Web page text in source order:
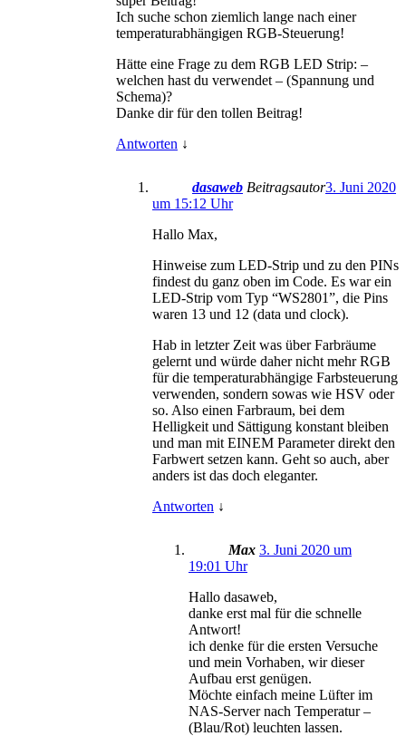
Ich suche schon ziemlich lange nach einer
temperaturabhängigen RGB-Steuerung!
Hätte eine Frage zu dem RGB LED Strip: –
welchen hast du verwendet – (Spannung und
Schema)?
Danke dir für den tollen Beitrag!
Antworten ↓
dasaweb Beitragsautor3. Juni 2020
um 15:12 Uhr
Hallo Max,
Hinweise zum LED-Strip und zu den PINs
findest du ganz oben im Code. Es war ein
LED-Strip vom Typ “WS2801”, die Pins
waren 13 und 12 (data und clock).
Hab in letzter Zeit was über Farbräume
gelernt und würde daher nicht mehr RGB
für die temperaturabhängige Farbsteuerung
verwenden, sondern sowas wie HSV oder
so. Also einen Farbraum, bei dem
Helligkeit und Sättigung konstant bleiben
und man mit EINEM Parameter direkt den
Farbwert setzen kann. Geht so auch, aber
anders ist das doch eleganter.
Antworten ↓
Max 3. Juni 2020 um
19:01 Uhr
Hallo dasaweb,
danke erst mal für die schnelle
Antwort!
ich denke für die ersten Versuche
und mein Vorhaben, wir dieser
Aufbau erst genügen.
Möchte einfach meine Lüfter im
NAS-Server nach Temperatur –
(Blau/Rot) leuchten lassen.